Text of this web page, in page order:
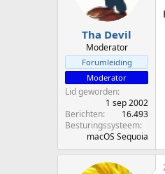
Tha Devil
Moderator
Forumleiding
Moderator
Lid geworden
1 sep 2002
Berichten
16.493
Besturingssysteem
macOS Sequoia